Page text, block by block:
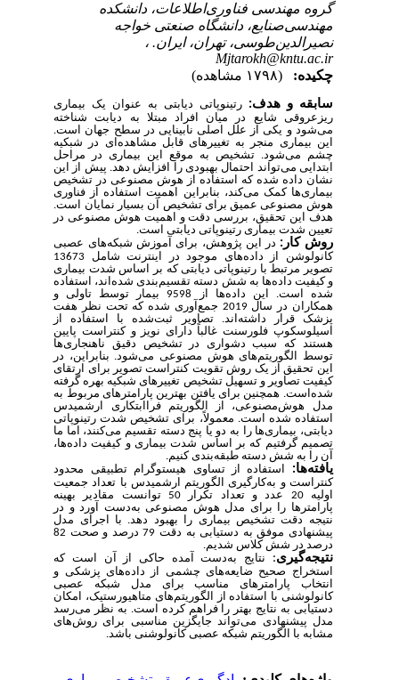
گروه مهندسی فناوری‌اطلاعات، دانشکده
مهندسی‌صنایع، دانشگاه صنعتی خواجه
نصیرالدین‌طوسی، تهران، ایران. ،
Mjtarokh@kntu.ac.ir
چکیده:
سابقه و هدف:رتینوپاتی دیابتی به عنوان یک بیماری
ریزعروقی شایع در میان افراد مبتلا به دیابت شناخته
می‌شود و یکی از علل اصلی نابینایی در سطح جهان است.
این بیماری منجر به تغییرهای قابل مشاهده‌ای در شبکیه
چشم می‌شود. تشخیص به موقع این بیماری در مراحل
ابتدایی می‌تواند احتمال بهبودی را افزایش دهد. پیش از این
نشان داده شده که استفاده از هوش مصنوعی در تشخیص
بیماری‌ها کمک می‌کند، بنابراین اهمیت استفاده از فناوری
هوش مصنوعی عمیق برای تشخیص آن بسیار نمایان است.
هدف این تحقیق، بررسی دقت و اهمیت هوش مصنوعی در
تعیین شدت بیماری رتینوپاتی دیابتی است.
روش کار: در این پژوهش، برای آموزش شبکه‌های عصبی
کانولوشن از داده‌های موجود در اینترنت شامل 13673
تصویر مرتبط با رتینوپاتی دیابتی که بر اساس شدت بیماری
و کیفیت داده‌ها به شش دسته تقسیم‌بندی شده‌اند، استفاده
شده است. این داده‌ها از 9598 بیمار توسط تاولی و
همکاران در سال 2019 جمع‌آوری شده که تحت نظر هفت
پزشک قرار داشته‌اند. تصاویر ثبت‌شده با استفاده از
اسیلوسکوپ فلورسنت غالباً دارای نویز و کنتراست پایین
هستند که سبب دشواری در تشخیص دقیق ناهنجاری‌ها
توسط الگوریتم‌های هوش مصنوعی می‌شود. بنابراین، در
این تحقیق از یک روش تقویت کنتراست تصویر برای ارتقای
کیفیت تصاویر و تسهیل تشخیص تغییرهای شبکیه بهره گرفته
شده‌است. همچنین برای یافتن بهترین پارامترهای مربوط به
مدل هوش‌مصنوعی، از الگوریتم فرا‌ابتکاری ارشمیدس
استفاده شده است. معمولاً، برای تشخیص شدت رتینوپاتی
دیابتی، بیماری‌ها را به دو یا پنج دسته تقسیم می‌کنند، اما ما
تصمیم گرفتیم که بر اساس شدت بیماری و کیفیت داده‌ها،
آن را به شش دسته طبقه‌بندی کنیم.
یافتهها:
استفاده از تساوی هیستوگرام تطبیقی محدود
کنتراست و به‌کارگیری الگوریتم ارشمیدس با تعداد جمعیت
اولیه 20 عدد و تعداد تکرار 50 توانست مقادیر بهینه
پارامتر‌ها را برای مدل هوش مصنوعی به‌دست آورد و در
نتیجه دقت تشخیص بیماری را بهبود دهد. با اجرای مدل
پیشنهادی موفق به دستیابی به دقت 79 درصد و صحت 82
درصد در شش کلاس شدیم.
نتیجهگیری:
نتایج به‌دست آمده حاکی از آن است که
استخراج صحیح ضایعه‌های چشمی از داده‌های پزشکی و
انتخاب پارامترهای مناسب برای مدل شبکه عصبی
کانولوشنی با استفاده از الگوریتم‌های متاهیورستیک، امکان
دستیابی به نتایج بهتر را فراهم کرده است. به نظر می‌رسد
مدل پیشنهادی می‌تواند جایگزین مناسبی برای روش‌های
مشابه با الگوریتم شبکه عصبی کانولوشنی باشد.